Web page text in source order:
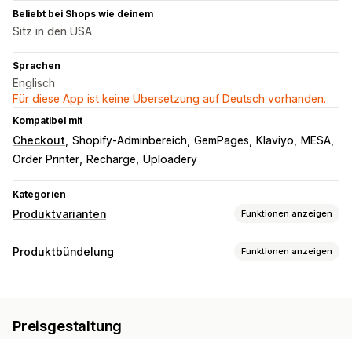
Beliebt bei Shops wie deinem
Sitz in den USA
Sprachen
Englisch
Für diese App ist keine Übersetzung auf Deutsch vorhanden.
Kompatibel mit
Checkout Shopify-Adminbereich GemPages Klaviyo
MESA
Order Printer
Recharge Uploadery
Kategorien
Produktvarianten Funktionen anzeigen
Anpassung
Geschenkverpackung
Produktbündelung Funktionen anzeigen
Varianten-Bundles
Preisgestaltung